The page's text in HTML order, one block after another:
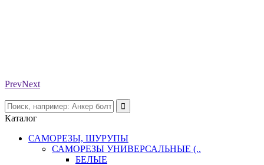
PrevNext
Каталог
САМОРЕЗЫ, ШУРУПЫ
САМОРЕЗЫ УНИВЕРСАЛЬНЫЕ (..
БЕЛЫЕ